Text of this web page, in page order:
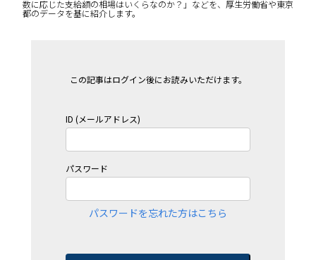
数に応じた支給額の相場はいくらなのか？」などを、厚生労働省や東京
都のデータを基に紹介します。
この記事はログイン後にお読みいただけます。
ID (メールアドレス)
パスワード
パスワードを忘れた方はこちら